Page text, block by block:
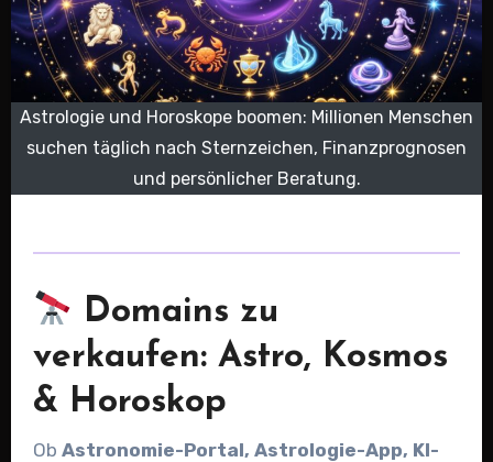
Astrologie und Horoskope boomen: Millionen Menschen
suchen täglich nach Sternzeichen, Finanzprognosen
und persönlicher Beratung.
Domains zu
verkaufen: Astro, Kosmos
& Horoskop
Ob Astronomie-Portal, Astrologie-App, KI-